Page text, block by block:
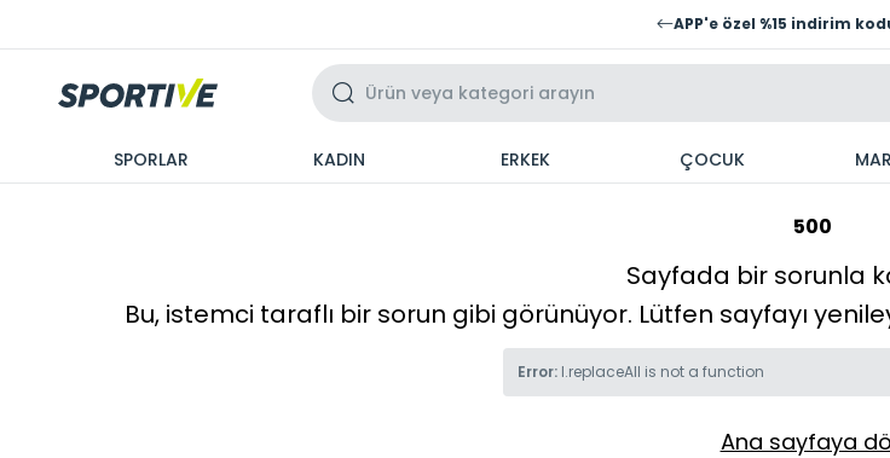
APP'e özel %15 indirim
SPORLAR KADIN ERKEK ÇOCUK
500
Sayfada bir sorunla
Bu, istemci taraflı bir sorun gibi görünüyor. Lütfen sayfayı
Error: l.replaceAll is not a function
Ana sayfaya